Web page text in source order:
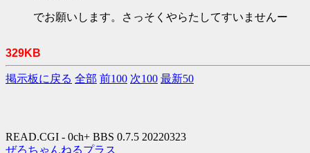
でお願いします。さっそくやらたしてすいませんー
329KB
掲示板に戻る 全部 前100 次100 最新50
READ.CGI - 0ch+ BBS 0.7.5 20220323
ぜろちゃんねるプラス